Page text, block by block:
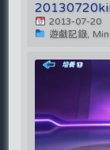
2013-07-20
遊戲記錄,